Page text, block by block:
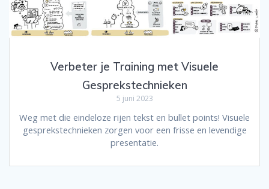
Verbeter je Training met Visuele
Gesprekstechnieken
5 juni 2023
Weg met die eindeloze rijen tekst en bullet points! Visuele
gesprekstechnieken zorgen voor een frisse en levendige
presentatie.